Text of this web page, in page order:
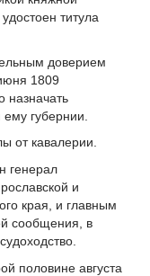
титула
доверием
1809
назначать
губернии.
от кавалерии.
генерал
и
края, и главным
сообщения, в
половине августа